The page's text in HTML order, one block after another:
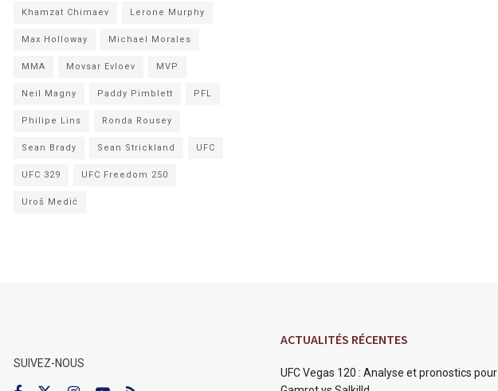
Khamzat Chimaev Lerone Murphy
Max Holloway Michael Morales
MMA Movsar Evloev MVP
Neil Magny Paddy Pimblett PFL
Philipe Lins Ronda Rousey
Sean Brady Sean Strickland UFC
UFC 329 UFC Freedom 250
Uroš Medić
SUIVEZ-NOUS
ACTUALITÉS RÉCENTES
UFC Vegas 120 : Analyse et pronostics pour